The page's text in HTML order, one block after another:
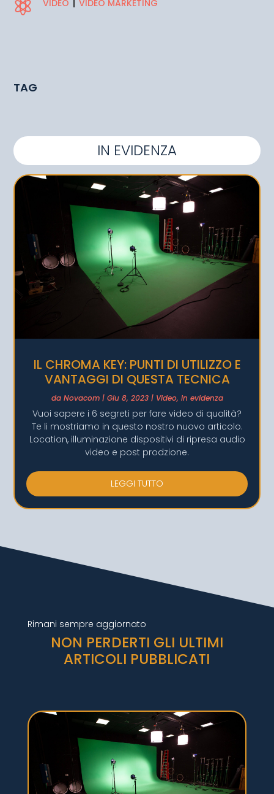
 VIDEO VIDEO MARKETING
TAG
IN EVIDENZA
IL CHROMA KEY: PUNTI DI UTILIZZO E
VANTAGGI DI QUESTA TECNICA
da Novacom| Giu 8, 2023| Video, In evidenza
Vuoi sapere i 6 segreti per fare video di qualità?
Te li mostriamo in questo nostro nuovo articolo.
Location, illuminazione dispositivi di ripresa audio
video e post prodzione.
LEGGI TUTTO
Rimani sempre aggiornato
NON PERDERTI GLI ULTIMI
ARTICOLI PUBBLICATI